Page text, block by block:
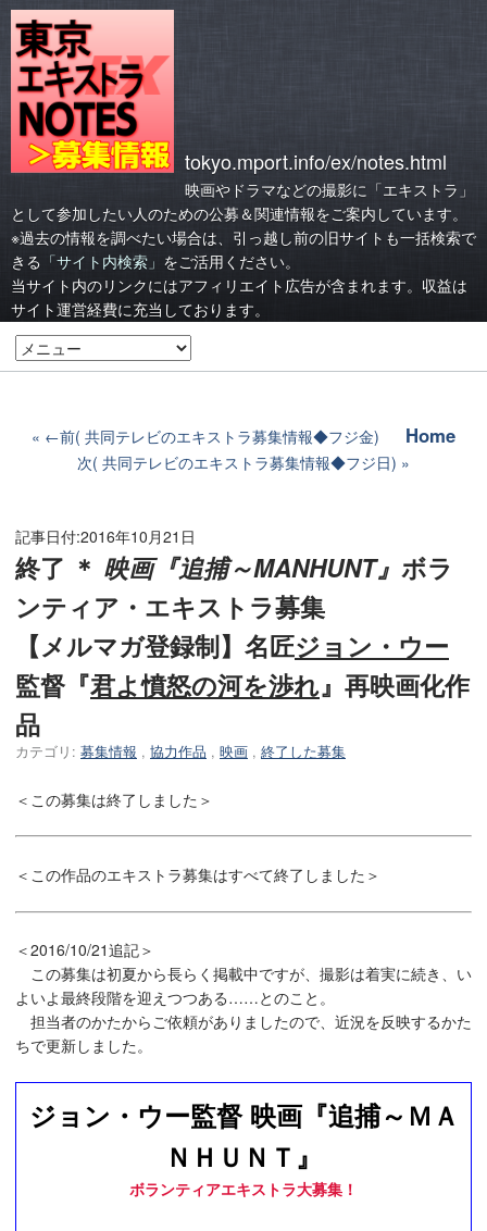
tokyo.mport.info/ex/notes.html
映画やドラマなどの撮影に「エキストラ」
として参加したい人のための公募＆関連情報をご案内しています。
※過去の情報を調べたい場合は、引っ越し前の旧サイトも一括検索で
きる 「サイト内検索」 をご活用ください。
当サイト内のリンクにはアフィリエイト広告が含まれます。収益は
サイト運営経費に充当しております。
←前( 共同テレビのエキストラ募集情報◆フジ金) Home
次( 共同テレビのエキストラ募集情報◆フジ日)
記事日付:2016年10月21日
終了 ＊ 映画『追捕～MANHUNT』 ボラ
ンティア・エキストラ募集
【メルマガ登録制】名匠ジョン・ウー
監督『君よ憤怒の河を渉れ』再映画化作
品
カテゴリ: 募集情報 , 協力作品 , 映画 , 終了した募集
＜この募集は終了しました＞
＜この作品のエキストラ募集はすべて終了しました＞
＜2016/10/21追記＞
この募集は初夏から長らく掲載中ですが、撮影は着実に続き、い
よいよ最終段階を迎えつつある……とのこと。
担当者のかたからご依頼がありましたので、近況を反映するかた
ちで更新しました。
ジョン・ウー監督 映画『追捕～ＭＡ
ＮＨＵＮＴ』
ボランティアエキストラ大募集！